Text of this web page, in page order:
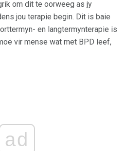
om dit te oorweeg as jy
jou terapie begin. Dit is baie
en langtermynterapie is
vir mense wat met BPD leef,
ad